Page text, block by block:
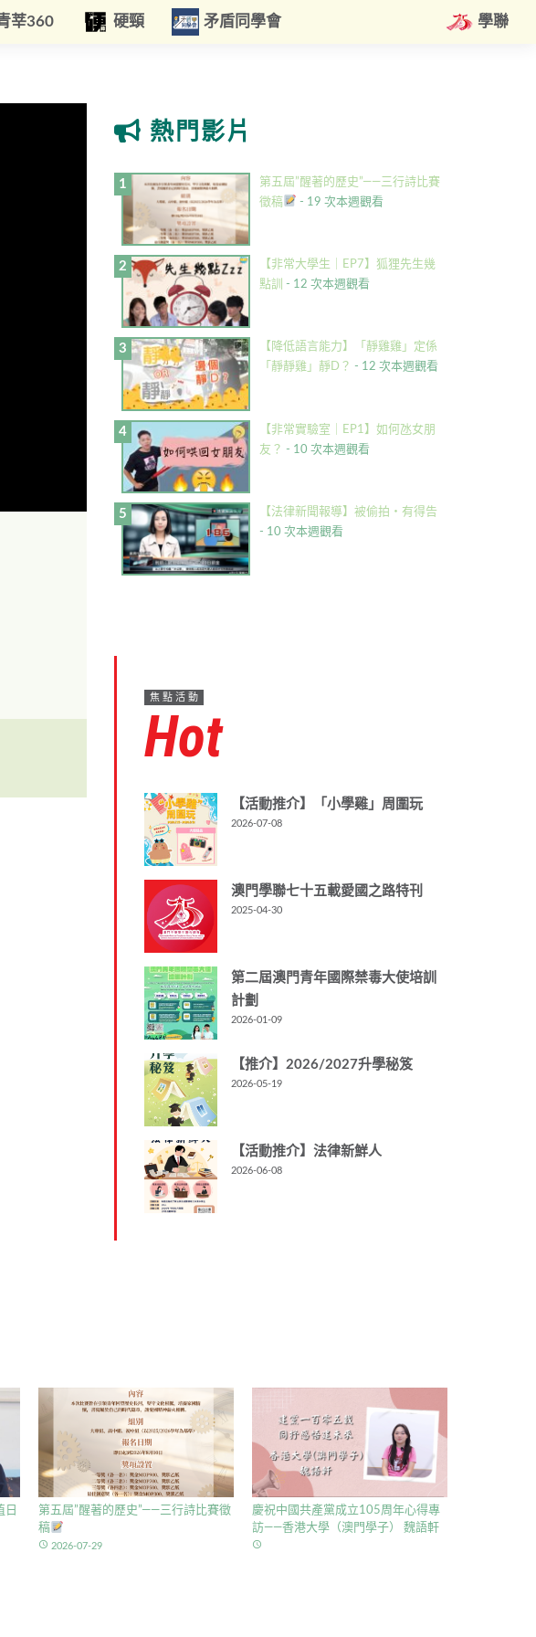
莘360 硬頸 矛盾同學會 學聯
熱門影片
第五屆”醒著的歷史”——三行詩比賽
徵稿
- 19 次本週觀看
【非常大學生｜EP7】狐狸先生幾
點訓 - 12 次本週觀看
【降低語言能力】「靜雞雞」定係
「靜靜雞」靜D？ - 12 次本週觀看
【非常實驗室｜EP1】如何氹女朋
友？ - 10 次本週觀看
【法律新聞報導】被偷拍・有得告
- 10 次本週觀看
焦點活動
Hot
【活動推介】「小學雞」周圍玩
2026-07-08
澳門學聯七十五載愛國之路特刊
2025-04-30
第二屆澳門青年國際禁毒大使培訓
計劃
2026-01-09
【推介】2026/2027升學秘笈
2026-05-19
【活動推介】法律新鮮人
2026-06-08
日
第五屆”醒著的歷史”——三行詩比賽徵
稿
access_time 2026-07-29
慶祝中國共產黨成立105周年心得專
訪——香港大學（澳門學子） 魏語軒
access_time